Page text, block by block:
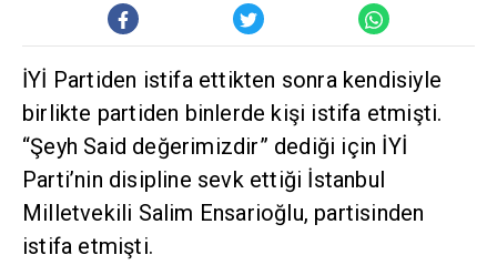
İYİ Partiden istifa ettikten sonra kendisiyle
birlikte partiden binlerde kişi istifa etmişti.
“Şeyh Said değerimizdir” dediği için İYİ
Parti’nin disipline sevk ettiği İstanbul
Milletvekili Salim Ensarioğlu, partisinden
istifa etmişti.